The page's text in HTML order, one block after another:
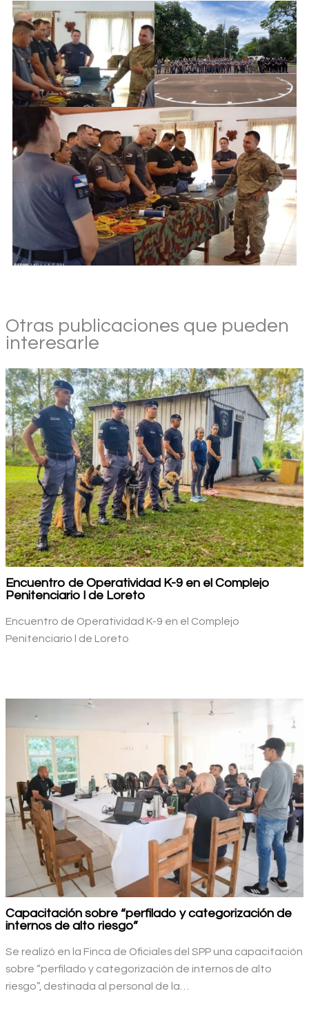
Otras publicaciones que pueden
interesarle
Encuentro de Operatividad K-9 en el Complejo
Penitenciario l de Loreto
Encuentro de Operatividad K-9 en el Complejo
Penitenciario l de Loreto
Capacitación sobre “perfilado y categorización de
internos de alto riesgo”
Se realizó en la Finca de Oficiales del SPP una capacitación
sobre “perfilado y categorización de internos de alto
riesgo”, destinada al personal de la…